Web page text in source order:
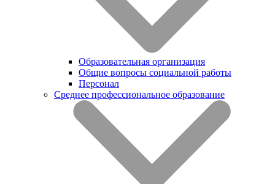
Образовательная организация
Общие вопросы социальной работы
Персонал
Среднее профессиональное образование